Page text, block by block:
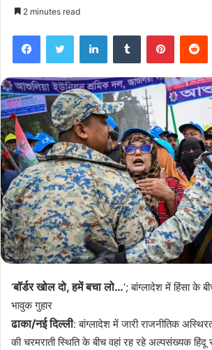
2 minutes read
FacebookTwitter LinkedInTumblr Pinterest
‘बॉर्डर खोल दो, हमें बचा लो…‘; बांग्लादेश में हिंसा के
भावुक गुहार
ढाका/नई दिल्ली: बांग्लादेश में जारी राजनीतिक
की चरमराती स्थिति के बीच वहां रह रहे अल्पसंख्यक हिंदू